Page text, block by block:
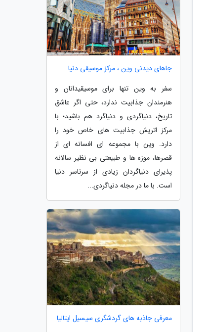
جاهای دیدنی وین ، مرکز موسیقی دنیا
سفر به وین تنها برای موسیقیدانان و
هنرمندان جذابیت ندارد، حتی اگر عاشق
تاریخ، دنیاگردی و دنیاگرد هم باشید؛ با
مرکز اتریش جذابیت های خاص خود را
دارد. وین با مجموعه ای افسانه ای از
قصرها، موزه ها و طبیعتی بی نظیر سالانه
پذیرای دنیاگردان زیادی از سرتاسر دنیا
است. با ما در مجله دنیاگردی...
معرفی جاذبه های گردشگری سیسیل ایتالیا